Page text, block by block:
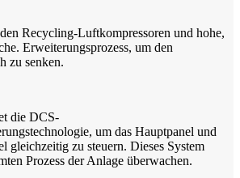
Recycling-Luftkompressoren und hohe,
Erweiterungsprozess, um den
zu senken.
die DCS-
um das Hauptpanel und
gleichzeitig zu steuern. Dieses System
Prozess der Anlage überwachen.